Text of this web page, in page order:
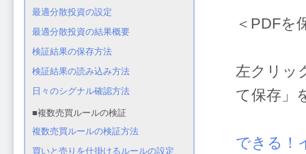
＜PDFを
左クリッ
て保存」
できる！